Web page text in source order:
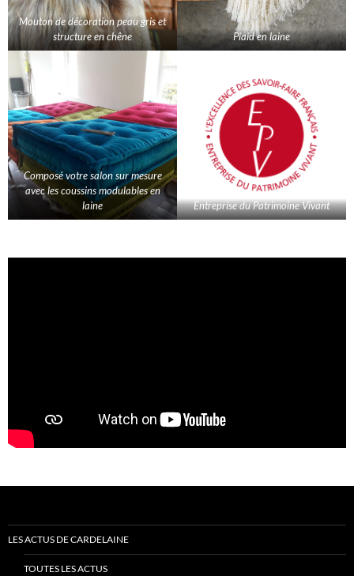
Mouton de décoration peau gris et
structure en chêne
Plaid en laine
Composé votre salon sur mesure
avec les coussins modulables en
laine
Entreprise du Patrimoine Vivant
LES ACTUS DE CARDELAINE
TOUTES LES ACTUS